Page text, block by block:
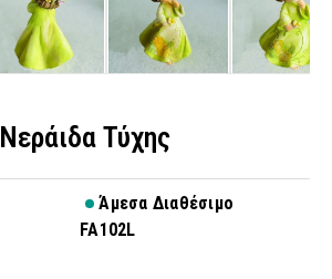
Νεράιδα Τύχης
Άμεσα Διαθέσιμο
FA102L